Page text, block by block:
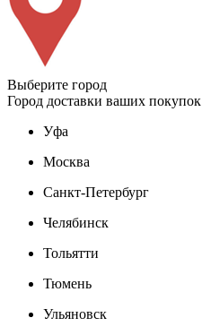
Выберите город
Город доставки ваших покупок
Уфа
Москва
Санкт-Петербург
Челябинск
Тольятти
Тюмень
Ульяновск